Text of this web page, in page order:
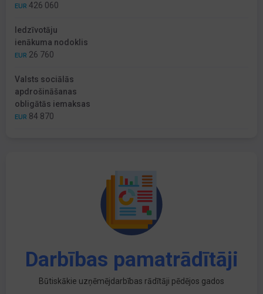
EUR 426 060
Iedzīvotāju
ienākuma nodoklis
EUR 26 760
Valsts sociālās
apdrošināšanas
obligātās iemaksas
EUR 84 870
Darbības pamatrādītāji
Būtiskākie uzņēmējdarbības rādītāji pēdējos gados